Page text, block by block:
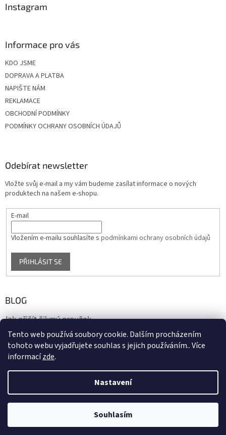
Tento web používá soubory cookie. Dalším procházením
tohoto webu vyjadřujete souhlas s jejich používáním.. Více
informacízde.
Nastavení
Souhlasím
Instagram
Informace pro vás
KDO JSME
DOPRAVA A PLATBA
NAPIŠTE NÁM
REKLAMACE
OBCHODNÍ PODMÍNKY
PODMÍNKY OCHRANY OSOBNÍCH ÚDAJŮ
Odebírat newsletter
Vložte svůj e-mail a my vám budeme zasílat informace o nových
produktech na našem e-shopu.
E-mail
Vložením e-mailu souhlasíte s podmínkami ochrany osobních údajů
PŘIHLÁSIT SE
BLOG
Jak přišít šikmý proužek
17.10.2020
Copyright 2026biaska.cz. Všechna práva vyhrazena.Upravit
nastavení cookies